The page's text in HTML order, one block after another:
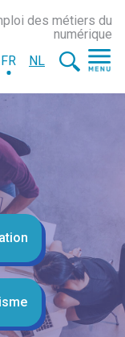
des métiers du
numérique
FR
NL